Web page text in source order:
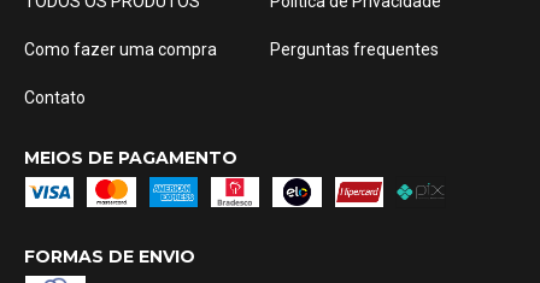
Como fazer uma compra Perguntas frequentes
Contato
MEIOS DE PAGAMENTO
FORMAS DE ENVIO